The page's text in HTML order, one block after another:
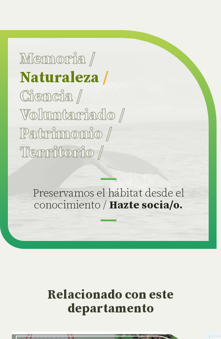
Memoria /
Naturaleza /
Ciencia/
Voluntariado/
Patrimonio /
Territorio/
Preservamos el hábitat desde el
conocimiento / Hazte socia/o.
Relacionado con este
departamento